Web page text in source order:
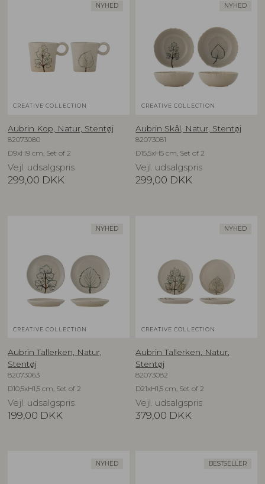
NYHED
CREATIVE COLLECTION
Aubrin Kop, Natur, Stentøj
82073080
D9xH9 cm, Set of 2
Vejl. udsalgspris
299,00 DKK
NYHED
CREATIVE COLLECTION
Aubrin Skål, Natur, Stentøj
82073081
D15,5xH5 cm, Set of 2
Vejl. udsalgspris
299,00 DKK
NYHED
CREATIVE COLLECTION
Aubrin Tallerken, Natur,
Stentøj
82073063
D10,5xH1,5 cm, Set of 2
Vejl. udsalgspris
199,00 DKK
NYHED
CREATIVE COLLECTION
Aubrin Tallerken, Natur,
Stentøj
82073082
D21xH1,5 cm, Set of 2
Vejl. udsalgspris
379,00 DKK
NYHED BESTSELLER